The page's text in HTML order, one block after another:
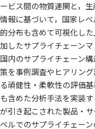
ービス間の物質連関と，
情報に基づいて，国家レ
的分布も含めて可視化し
加したサプライチェーン
国内のサプライチェーン
策を事例調査やヒアリン
る頑健性・柔軟性の評価
も含めた分析手法を実装
が引き起こされた製品・
ベルでのサプライチェー